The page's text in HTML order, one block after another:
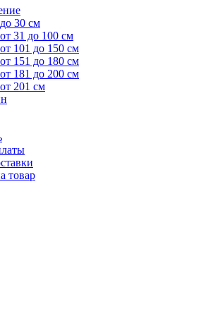
30 см
31 до 100 см
101 до 150 см
151 до 180 см
181 до 200 см
201 см
товар